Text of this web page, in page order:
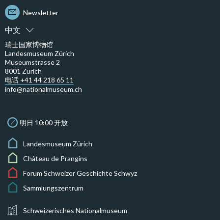
中文
Newsletter
瑞士国家博物馆
Landesmuseum Zürich
Museumstrasse 2
8001 Zürich
电话 +41 44 218 65 11
info@nationalmuseum.ch
明日 10:00 开放
Landesmuseum Zürich
Château de Prangins
Forum Schweizer Geschichte Schwyz
Sammlungszentrum
Schweizerisches Nationalmuseum